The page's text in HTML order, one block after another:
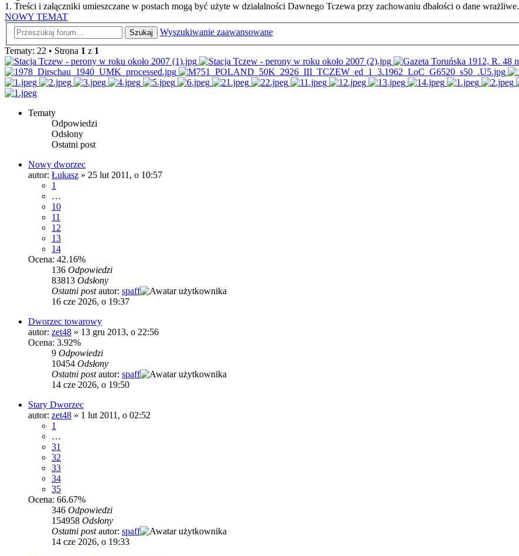
1. Treści i załączniki umieszczane w postach mogą być użyte w działalności Dawnego Tczewa przy zachowaniu dbałości o dane wrażliwe.
NOWY TEMAT
Szukaj
Wyszukiwanie zaawansowane
Tematy: 22 • Strona 1 z 1
Tematy
Odpowiedzi
Odsłony
Ostatni post
Nowy dworzec
autor: Łukasz » 25 lut 2011, o 10:57
1
…
10
11
12
13
14
Ocena: 42.16%
136 Odpowiedzi
83813 Odsłony
Ostatni postautor: spaff
16 cze 2026, o 19:37
Dworzec towarowy
autor: zet48 » 13 gru 2013, o 22:56
Ocena: 3.92%
9 Odpowiedzi
10454 Odsłony
Ostatni postautor: spaff
14 cze 2026, o 19:50
Stary Dworzec
autor: zet48 » 1 lut 2011, o 02:52
1
…
31
32
33
34
35
Ocena: 66.67%
346 Odpowiedzi
154958 Odsłony
Ostatni postautor: spaff
14 cze 2026, o 19:33